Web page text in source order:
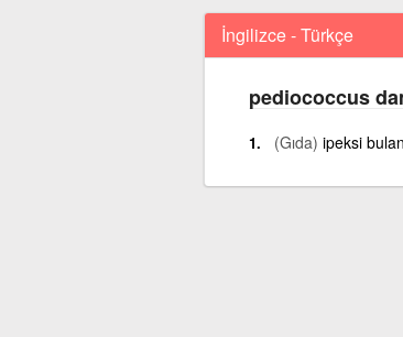
İngilizce - Türkçe
pediococcus
(Gıda) ipeksi